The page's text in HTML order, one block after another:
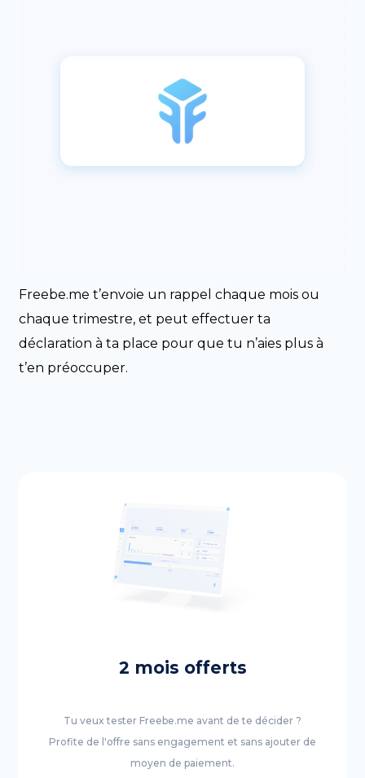
Freebe.me t’envoie un rappel chaque mois ou
chaque trimestre, et peut effectuer ta
déclaration à ta place pour que tu n’aies plus à
t’en préoccuper.
2 mois offerts
Tu veux tester Freebe.me avant de te décider ?
Profite de l'offre sans engagement et sans ajouter de
moyen de paiement.